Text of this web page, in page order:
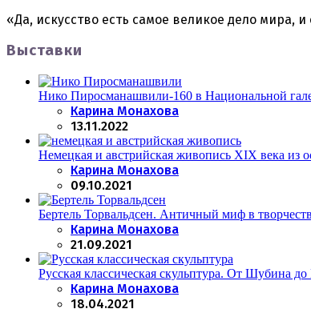
«Да, искусство есть самое великое дело мира,
Выставки
Нико Пиросманашвили-160 в Национальной
Posted
Карина Монахова
13.11.2022
Немецкая и австрийская живопись XIX века из
Posted
Карина Монахова
09.10.2021
Бертель Торвальдсен. Античный миф в
Posted
Карина Монахова
21.09.2021
Русская классическая скульптура. От Шубина до
Posted
Карина Монахова
18.04.2021